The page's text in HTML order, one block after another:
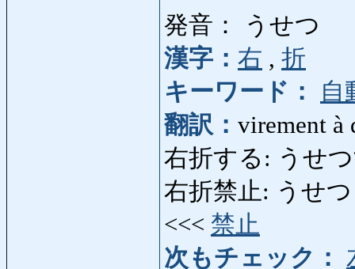
発音： うせつ
漢字： 右 , 折
キーワード：
自
翻訳： virement à
右折する: うせ
右折禁止: うせつ
<<< 禁止
次もチェック：